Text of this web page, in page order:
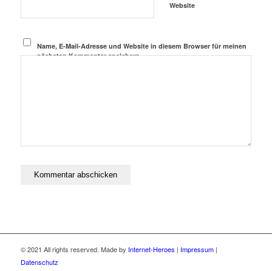
Website
Name, E-Mail-Adresse und Website in diesem Browser für meinen
nächsten Kommentar speichern.
© 2021 All rights reserved. Made by Internet-Heroes | Impressum|
Datenschutz